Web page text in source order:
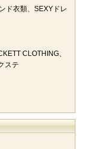
ド衣類、SEXYドレ
CLOTHING、
ステ